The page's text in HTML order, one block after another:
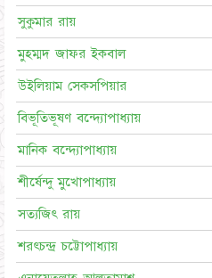
সুকুমার রায়
মুহম্মদ জাফর ইকবাল
উইলিয়াম সেকসপিয়ার
বিভূতিভূষণ বন্দ্যোপাধ্যায়
মানিক বন্দ্যোপাধ্যায়
শীর্ষেন্দু মুখোপাধ্যায়
সত্যজিৎ রায়
শরৎচন্দ্র চট্টোপাধ্যায়